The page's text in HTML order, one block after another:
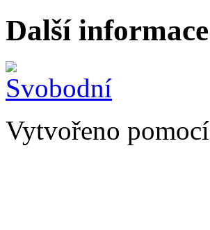
Další informace
Vytvořeno pomocí